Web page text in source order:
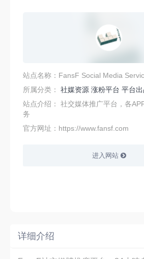
站点名称：FansF Social Media
所属分类： 社媒资源 涨粉平台 平台出
站点介绍： 社交媒体推广平台，各
务
官方网址：https://www.fansf.com
进入网站
详细介绍